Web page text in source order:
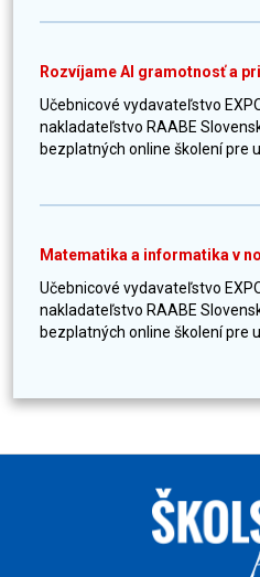
Rozvíjame AI gramotnosť a
Učebnicové vydavateľstvo
nakladateľstvo RAABE
bezplatných online školení pre
Matematika a informatika v
Učebnicové vydavateľstvo
nakladateľstvo RAABE
bezplatných online školení pre